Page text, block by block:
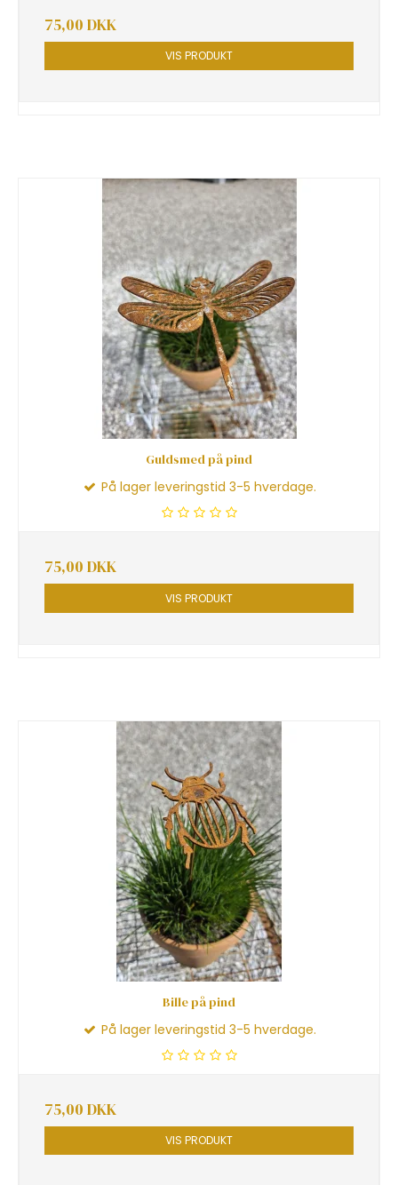
75,00 DKK
VIS PRODUKT
Guldsmed på pind
På lager leveringstid 3-5 hverdage.
75,00 DKK
VIS PRODUKT
Bille på pind
På lager leveringstid 3-5 hverdage.
75,00 DKK
VIS PRODUKT